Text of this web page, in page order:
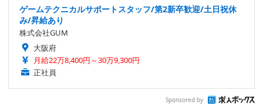
ゲームテクニカルサポートスタッフ/第2新卒歓迎/土日祝休
み/昇給あり
株式会社GUM
大阪府
月給22万8,400円～30万9,300円
正社員
Sponsored by